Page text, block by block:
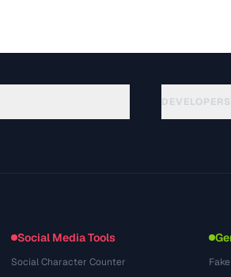
DEVELOPERS
Social Media Tools
Social Character Counter